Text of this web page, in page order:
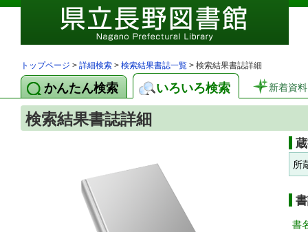
トップページ > 詳細検索 > 検索結果書誌一覧 > 検索結果書誌詳細
かんたん検索 いろいろ検索 新着資料
検索結果書誌詳細
所
書